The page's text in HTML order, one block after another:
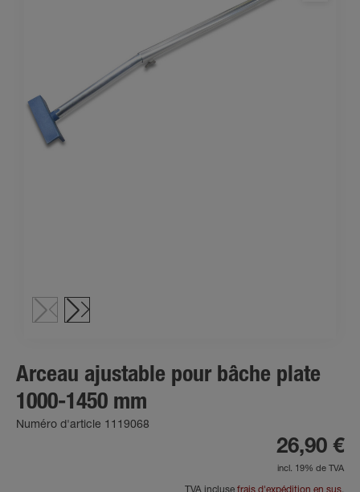
Arceau ajustable pour bâche plate
1000-1450 mm
Numéro d'article 1119068
26,90 €
incl. 19% de TVA